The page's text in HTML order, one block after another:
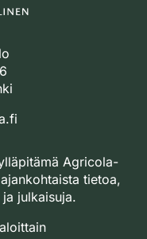
Agricola-
tietoa,
julkaisuja.